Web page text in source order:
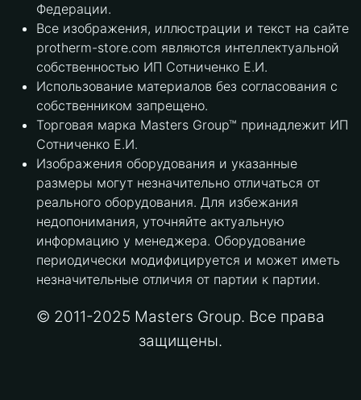
Федерации.
Все изображения, иллюстрации и текст на сайте
protherm-store.com являются интеллектуальной
собственностью ИП Сотниченко Е.И.
Использование материалов без согласования с
собственником запрещено.
Торговая марка Masters Group™ принадлежит ИП
Сотниченко Е.И.
Изображения оборудования и указанные
размеры могут незначительно отличаться от
реального оборудования. Для избежания
недопонимания, уточняйте актуальную
информацию у менеджера. Оборудование
периодически модифицируется и может иметь
незначительные отличия от партии к партии.
© 2011-2025 Masters Group. Все права
защищены.